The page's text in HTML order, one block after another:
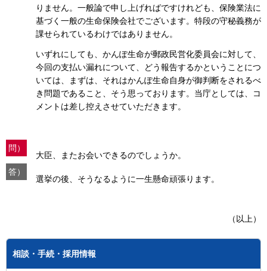
りません。一般論で申し上げればですけれども、保険業法に
基づく一般の生命保険会社でございます。特段の守秘義務が
課せられているわけではありません。
いずれにしても、かんぽ生命が郵政民営化委員会に対して、
今回の支払い漏れについて、どう報告するかということにつ
いては、まずは、それはかんぽ生命自身が御判断をされるべ
き問題であること、そう思っております。当庁としては、コ
メントは差し控えさせていただきます。
問）
大臣、またお会いできるのでしょうか。
答）
選挙の後、そうなるように一生懸命頑張ります。
（以上）
相談・手続・採用情報